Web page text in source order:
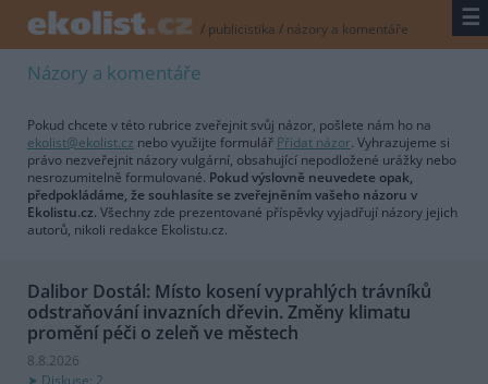
/ publicistika / názory a komentáře ☰
Názory a komentáře
Pokud chcete v této rubrice zveřejnit svůj názor, pošlete nám ho na
ekolist@ekolist.cz nebo využijte formulář Přidat názor. Vyhrazujeme si
právo nezveřejnit názory vulgární, obsahující nepodložené urážky nebo
nesrozumitelně formulované. Pokud výslovně neuvedete opak,
předpokládáme, že souhlasíte se zveřejněním vašeho názoru v
Ekolistu.cz. Všechny zde prezentované příspěvky vyjadřují názory jejich
autorů, nikoli redakce Ekolistu.cz.
Dalibor Dostál: Místo kosení vyprahlých trávníků
odstraňování invazních dřevin. Změny klimatu
promění péči o zeleň ve městech
8.8.2026